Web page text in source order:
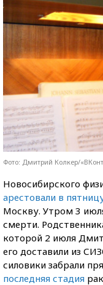
Фото: Дмитрий Колкер/
Новосибирского
арестовали в
Москву. Утром 3
смерти.
которой 2 июля
его доставили из
силовики забрали
последняя стадия